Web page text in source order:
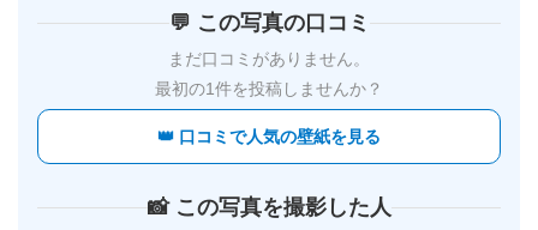
💬 この写真の口コミ
まだ口コミがありません。
最初の1件を投稿しませんか？
👑 口コミで人気の壁紙を見る
📸 この写真を撮影した人